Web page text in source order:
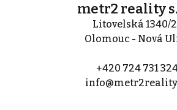
metr2 reality
Litovelská 1340/
Olomouc - Nová
+420 724 731